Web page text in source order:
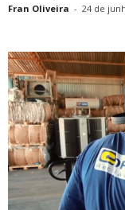
Fran Oliveira - 24 de